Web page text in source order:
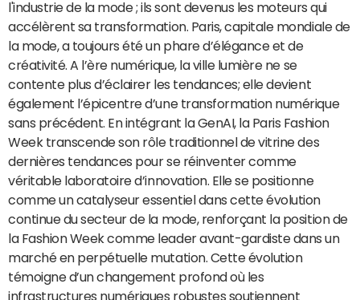
l'industrie de la mode ; ils sont devenus les moteurs qui
accélèrent sa transformation. Paris, capitale mondiale de
la mode, a toujours été un phare d’élégance et de
créativité. A l’ère numérique, la ville lumière ne se
contente plus d’éclairer les tendances; elle devient
également l’épicentre d’une transformation numérique
sans précédent. En intégrant la GenAI, la Paris Fashion
Week transcende son rôle traditionnel de vitrine des
dernières tendances pour se réinventer comme
véritable laboratoire d’innovation. Elle se positionne
comme un catalyseur essentiel dans cette évolution
continue du secteur de la mode, renforçant la position de
la Fashion Week comme leader avant-gardiste dans un
marché en perpétuelle mutation. Cette évolution
témoigne d’un changement profond où les
infrastructures numériques robustes soutiennent